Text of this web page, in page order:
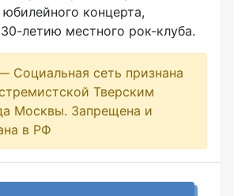
концерта,
30-летию местного рок-клуба.
Социальная сеть признана
Тверским
Москвы. Запрещена и
в РФ